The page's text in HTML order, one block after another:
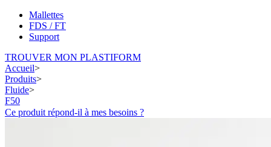
Mallettes
FDS / FT
Support
TROUVER MON PLASTIFORM
Accueil>
Produits>
Fluide>
F50
Ce produit répond-il à mes besoins ?